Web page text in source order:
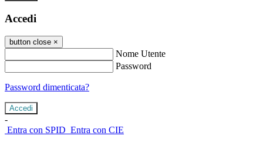
Accedi
button close ×
Nome Utente
Password
Password dimenticata?
-
Entra con SPID Entra con CIE